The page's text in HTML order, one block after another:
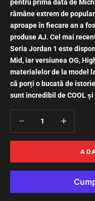
pentru prima dată de
rămâne extrem de
aproape în fiecare an a
produse AJ. Cel mai
Seria Jordan 1 este
Mid, iar versiunea OG,
materialelor de la model
că porți o bucată de
sunt incredibil de COOL și